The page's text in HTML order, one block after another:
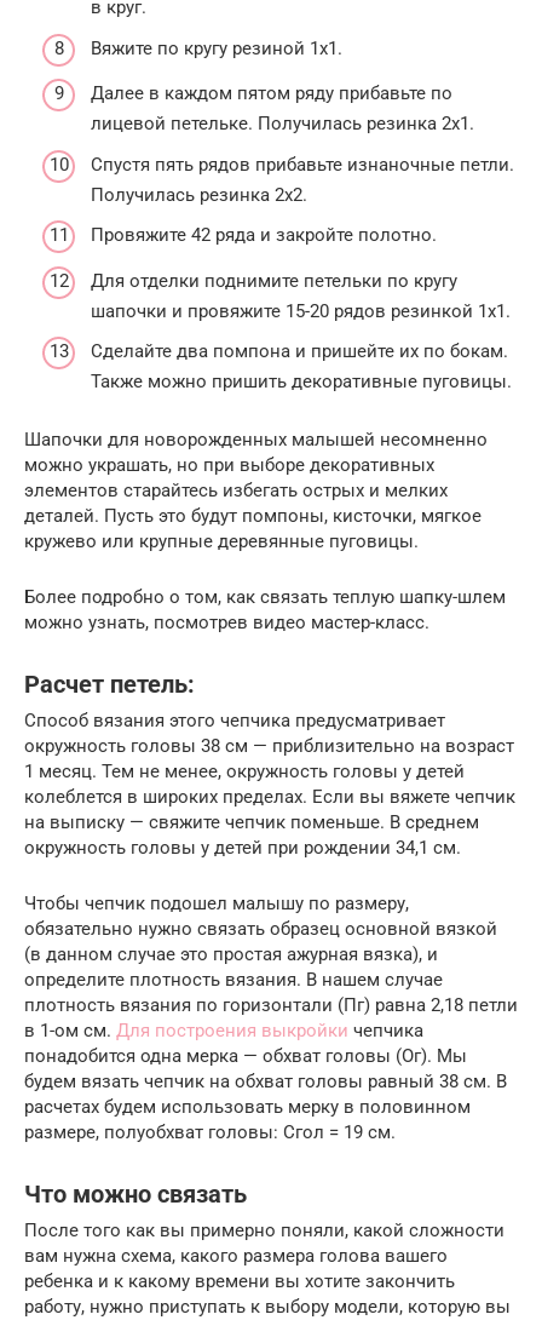
в круг.
Вяжите по кругу резиной 1х1.
Далее в каждом пятом ряду прибавьте по
лицевой петельке. Получилась резинка 2х1.
Спустя пять рядов прибавьте изнаночные петли.
Получилась резинка 2х2.
Провяжите 42 ряда и закройте полотно.
Для отделки поднимите петельки по кругу
шапочки и провяжите 15-20 рядов резинкой 1х1.
Сделайте два помпона и пришейте их по бокам.
Также можно пришить декоративные пуговицы.
Шапочки для новорожденных малышей несомненно
можно украшать, но при выборе декоративных
элементов старайтесь избегать острых и мелких
деталей. Пусть это будут помпоны, кисточки, мягкое
кружево или крупные деревянные пуговицы.
Более подробно о том, как связать теплую шапку-шлем
можно узнать, посмотрев видео мастер-класс.
Расчет петель:
Способ вязания этого чепчика предусматривает
окружность головы 38 см — приблизительно на возраст
1 месяц. Тем не менее, окружность головы у детей
колеблется в широких пределах. Если вы вяжете чепчик
на выписку — свяжите чепчик поменьше. В среднем
окружность головы у детей при рождении 34,1 см.
Чтобы чепчик подошел малышу по размеру,
обязательно нужно связать образец основной вязкой
(в данном случае это простая ажурная вязка), и
определите плотность вязания. В нашем случае
плотность вязания по горизонтали (Пг) равна 2,18 петли
в 1-ом см. Для построения выкройки чепчика
понадобится одна мерка — обхват головы (Ог). Мы
будем вязать чепчик на обхват головы равный 38 см. В
расчетах будем использовать мерку в половинном
размере, полуобхват головы: Сгол = 19 см.
Что можно связать
После того как вы примерно поняли, какой сложности
вам нужна схема, какого размера голова вашего
ребенка и к какому времени вы хотите закончить
работу, нужно приступать к выбору модели, которую вы